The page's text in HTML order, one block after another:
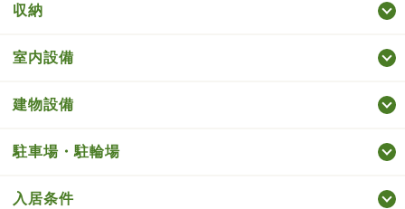
収納
室内設備
建物設備
駐車場・駐輪場
入居条件